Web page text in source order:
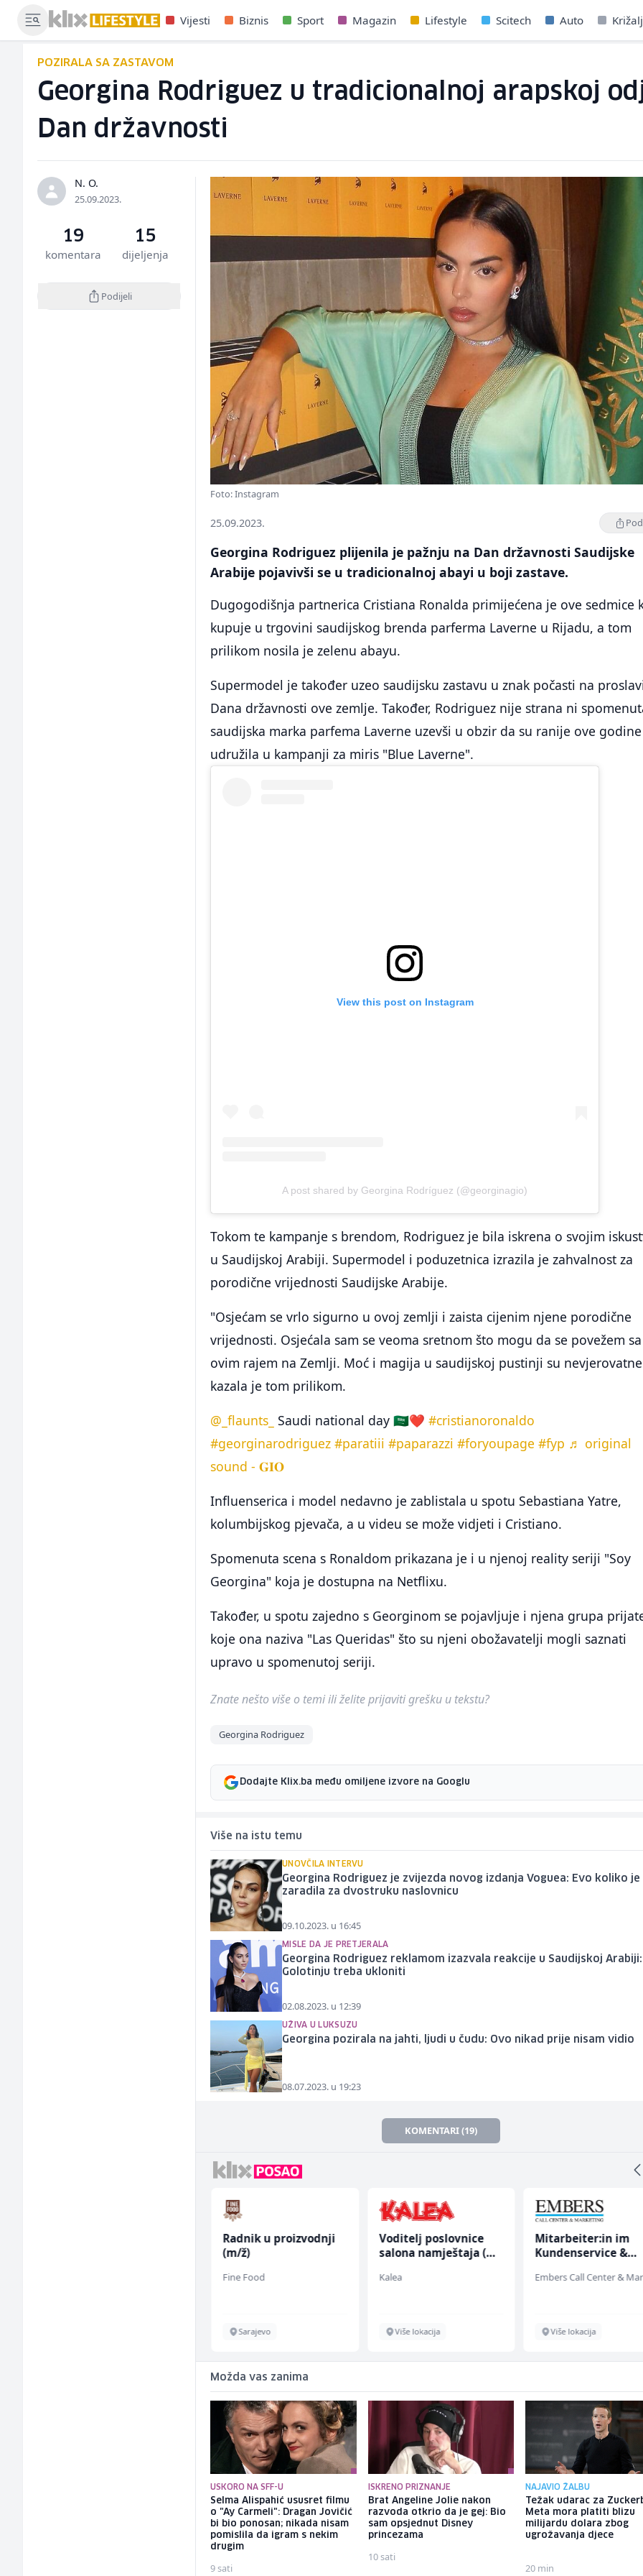
Vijesti Biznis Sport Magazin Lifestyle Scitech Auto
POZIRALA SA ZASTAVOM
Georgina Rodriguez u tradicionalnoj arapskoj
Dan državnosti
N. O.
25.09.2023.
19
komentara
15
dijeljenja
Podijeli
Foto: Instagram
25.09.2023.
Georgina Rodriguez plijenila je pažnju na Dan državnosti Saudijske
Arabije pojavivši se u tradicionalnoj abayi u boji zastave.
Dugogodišnja partnerica Cristiana Ronalda primijećena je ove sedmice
kupuje u trgovini saudijskog brenda parferma Laverne u Rijadu, a tom
prilikom nosila je zelenu abayu.
Supermodel je također uzeo saudijsku zastavu u znak počasti na
Dana državnosti ove zemlje. Također, Rodriguez nije strana ni
saudijska marka parfema Laverne uzevši u obzir da su ranije ove godine
udružila u kampanji za miris "Blue Laverne".
View this post on Instagram
A post shared by Georgina Rodríguez (@georginagio)
Tokom te kampanje s brendom, Rodriguez je bila iskrena o svojim
u Saudijskoj Arabiji. Supermodel i poduzetnica izrazila je zahvalnost za
porodične vrijednosti Saudijske Arabije.
"Osjećam se vrlo sigurno u ovoj zemlji i zaista cijenim njene porodične
vrijednosti. Osjećala sam se veoma sretnom što mogu da se povežem sa
ovim rajem na Zemlji. Moć i magija u saudijskoj pustinji su
kazala je tom prilikom.
@_flaunts_ Saudi national day 🇸🇦❤️#cristianoronaldo
#georginarodriguez #paratiii #paparazzi #foryoupage #fyp ♬ original
sound - 𝐆𝐈𝐎
Influenserica i model nedavno je zablistala u spotu Sebastiana Yatre,
kolumbijskog pjevača, a u videu se može vidjeti i Cristiano.
Spomenuta scena s Ronaldom prikazana je i u njenoj reality seriji "Soy
Georgina" koja je dostupna na Netflixu.
Također, u spotu zajedno s Georginom se pojavljuje i njena grupa
koje ona naziva "Las Queridas" što su njeni obožavatelji mogli saznati
upravo u spomenutoj seriji.
Znate nešto više o temi ili želite prijaviti grešku u tekstu?
Georgina Rodriguez
Dodajte Klix.ba među omiljene izvore na Googlu
Više na istu temu
UNOVČILA INTERVU
Georgina Rodriguez je zvijezda novog izdanja Voguea: Evo koliko je
zaradila za dvostruku naslovnicu
09.10.2023. u 16:45
MISLE DA JE PRETJERALA
Georgina Rodriguez reklamom izazvala reakcije u Saudijskoj Arabiji:
Golotinju treba ukloniti
02.08.2023. u 12:39
UŽIVA U LUKSUZU
Georgina pozirala na jahti, ljudi u čudu: Ovo nikad prije nisam vidio
08.07.2023. u 19:23
KOMENTARI (19)
Radnik u proizvodnji
(m/ž)
Fine Food
Sarajevo
Voditelj poslovnice
salona namještaja (m/
Kalea
Više lokacija
Mitarbeiter:in im
Kundenservice &
Više lokacija
Možda vas zanima
USKORO NA SFF-U
Selma Alispahić ususret filmu
o "Ay Carmeli": Dragan Jovičić
bi bio ponosan; nikada nisam
pomislila da igram s nekim
drugim
9 sati
ISKRENO PRIZNANJE
Brat Angeline Jolie nakon
razvoda otkrio da je gej: Bio
sam opsjednut Disney
princezama
10 sati
NAJAVIO ŽALBU
Težak udarac za
Meta mora platiti blizu
milijardu dolara zbog
ugrožavanja djece
20 min